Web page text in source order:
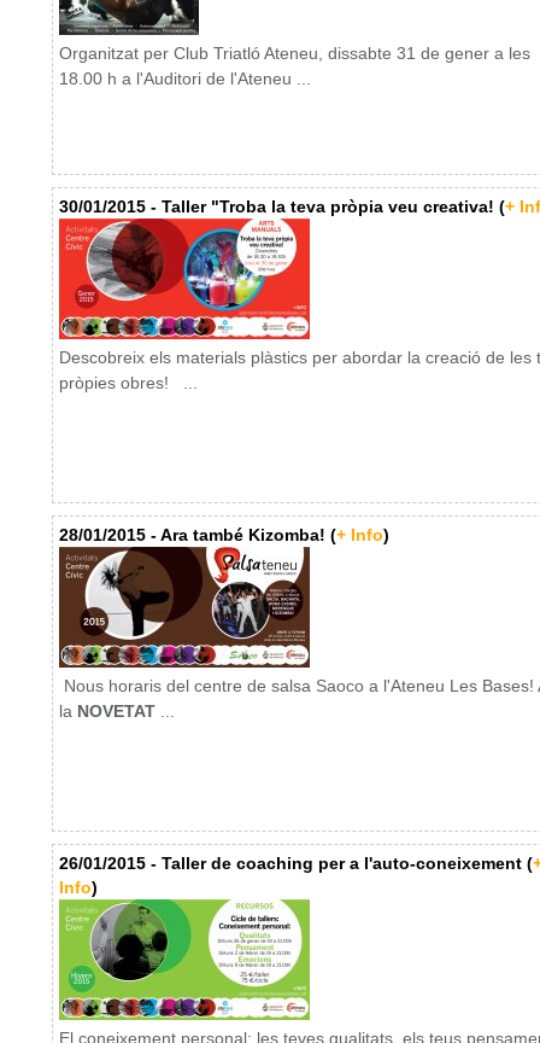
Organitzat per Club Triatló Ateneu, dissabte 31 de gener a les
18.00 h a l'Auditori de l'Ateneu ...
30/01/2015 - Taller "Troba la teva pròpia veu creativa! (+
Descobreix els materials plàstics per abordar la creació de les
pròpies obres! ...
28/01/2015 - Ara també Kizomba! (+ Info)
Nous horaris del centre de salsa Saoco a l'Ateneu Les Bases!
la NOVETAT...
26/01/2015 - Taller de coaching per a l'auto-coneixement (
Info)
El coneixement personal: les teves qualitats, els teus